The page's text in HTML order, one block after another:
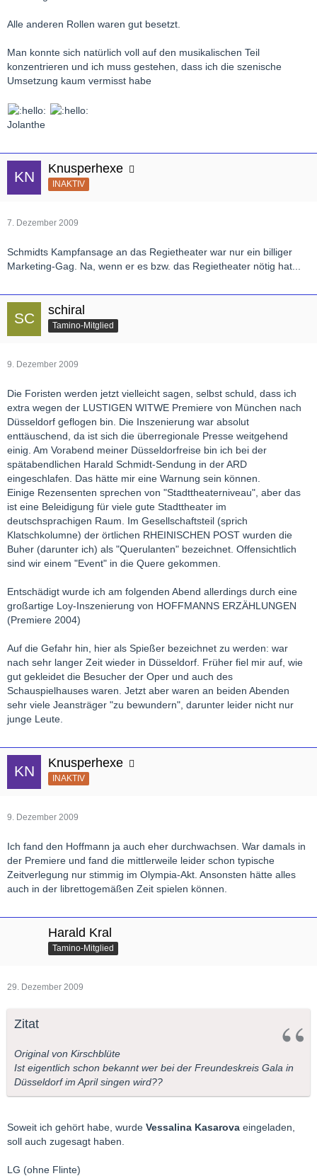
Alle anderen Rollen waren gut besetzt.
Man konnte sich natürlich voll auf den musikalischen Teil
konzentrieren und ich muss gestehen, dass ich die szenische
Umsetzung kaum vermisst habe
Jolanthe
Knusperhexe
INAKTIV
7. Dezember 2009
Schmidts Kampfansage an das Regietheater war nur ein billiger
Marketing-Gag. Na, wenn er es bzw. das Regietheater nötig hat...
schiral
Tamino-Mitglied
9. Dezember 2009
Die Foristen werden jetzt vielleicht sagen, selbst schuld, dass ich
extra wegen der LUSTIGEN WITWE Premiere von München nach
Düsseldorf geflogen bin. Die Inszenierung war absolut
enttäuschend, da ist sich die überregionale Presse weitgehend
einig. Am Vorabend meiner Düsseldorfreise bin ich bei der
spätabendlichen Harald Schmidt-Sendung in der ARD
eingeschlafen. Das hätte mir eine Warnung sein können.
Einige Rezensenten sprechen von "Stadttheaterniveau", aber das
ist eine Beleidigung für viele gute Stadttheater im
deutschsprachigen Raum. Im Gesellschaftsteil (sprich
Klatschkolumne) der örtlichen RHEINISCHEN POST wurden die
Buher (darunter ich) als "Querulanten" bezeichnet. Offensichtlich
sind wir einem "Event" in die Quere gekommen.
Entschädigt wurde ich am folgenden Abend allerdings durch eine
großartige Loy-Inszenierung von HOFFMANNS ERZÄHLUNGEN
(Premiere 2004)
Auf die Gefahr hin, hier als Spießer bezeichnet zu werden: war
nach sehr langer Zeit wieder in Düsseldorf. Früher fiel mir auf, wie
gut gekleidet die Besucher der Oper und auch des
Schauspielhauses waren. Jetzt aber waren an beiden Abenden
sehr viele Jeansträger "zu bewundern", darunter leider nicht nur
junge Leute.
Knusperhexe
INAKTIV
9. Dezember 2009
Ich fand den Hoffmann ja auch eher durchwachsen. War damals in
der Premiere und fand die mittlerweile leider schon typische
Zeitverlegung nur stimmig im Olympia-Akt. Ansonsten hätte alles
auch in der librettogemäßen Zeit spielen können.
Harald Kral
Tamino-Mitglied
29. Dezember 2009
Zitat
Original von Kirschblüte
Ist eigentlich schon bekannt wer bei der Freundeskreis Gala in
Düsseldorf im April singen wird??
Soweit ich gehört habe, wurde Vessalina Kasarova eingeladen,
soll auch zugesagt haben.
LG (ohne Flinte)